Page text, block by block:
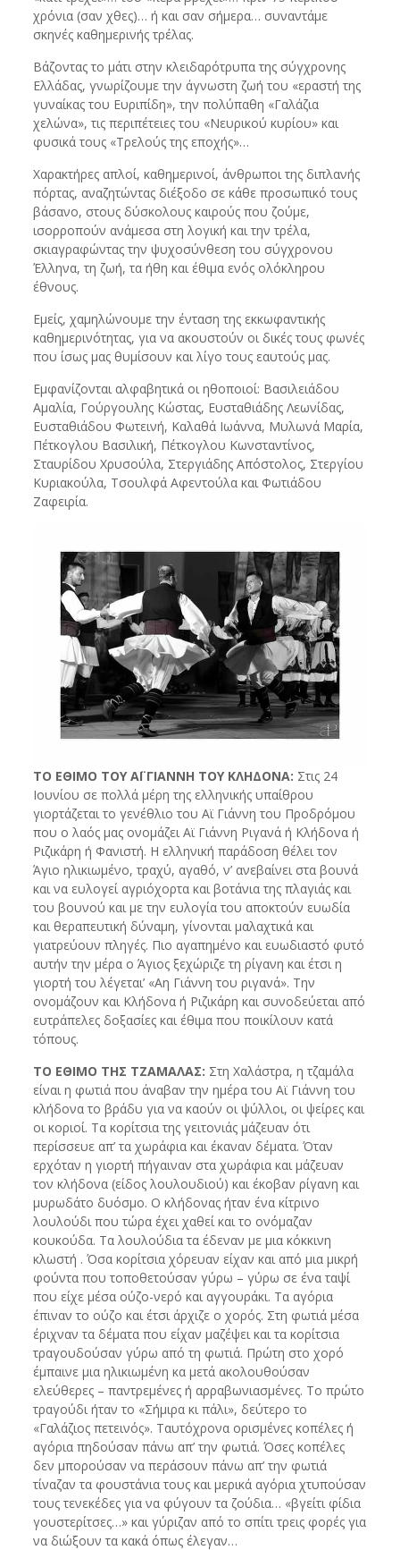
χρόνια (σαν χθες)… ή και σαν σήμερα… συναντάμε
σκηνές καθημερινής τρέλας.
Βάζοντας το μάτι στην κλειδαρότρυπα της σύγχρονης
Ελλάδας, γνωρίζουμε την άγνωστη ζωή του «εραστή της
γυναίκας του Ευριπίδη», την πολύπαθη «Γαλάζια
χελώνα», τις περιπέτειες του «Νευρικού κυρίου» και
φυσικά τους «Τρελούς της εποχής»…
Χαρακτήρες απλοί, καθημερινοί, άνθρωποι της διπλανής
πόρτας, αναζητώντας διέξοδο σε κάθε προσωπικό τους
βάσανο, στους δύσκολους καιρούς που ζούμε,
ισορροπούν ανάμεσα στη λογική και την τρέλα,
σκιαγραφώντας την ψυχοσύνθεση του σύγχρονου
Έλληνα, τη ζωή, τα ήθη και έθιμα ενός ολόκληρου
έθνους.
Εμείς, χαμηλώνουμε την ένταση της εκκωφαντικής
καθημερινότητας, για να ακουστούν οι δικές τους φωνές
που ίσως μας θυμίσουν και λίγο τους εαυτούς μας.
Εμφανίζονται αλφαβητικά οι ηθοποιοί: Βασιλειάδου
Αμαλία, Γούργουλης Κώστας, Ευσταθιάδης Λεωνίδας,
Ευσταθιάδου Φωτεινή, Καλαθά Ιωάννα, Μυλωνά Μαρία,
Πέτκογλου Βασιλική, Πέτκογλου Κωνσταντίνος,
Σταυρίδου Χρυσούλα, Στεργιάδης Απόστολος, Στεργίου
Κυριακούλα, Τσουλφά Αφεντούλα και Φωτιάδου
Ζαφειρία.
ΤΟ ΕΘΙΜΟ ΤΟΥ ΑΪ ΓΙΑΝΝΗ ΤΟΥ ΚΛΗΔΟΝΑ: Στις 24
Ιουνίου σε πολλά μέρη της ελληνικής υπαίθρου
γιορτάζεται το γενέθλιο του Αϊ Γιάννη του Προδρόμου
που ο λαός μας ονομάζει Αϊ Γιάννη Ριγανά ή Κλήδονα ή
Ριζικάρη ή Φανιστή. Η ελληνική παράδοση θέλει τον
Άγιο ηλικιωμένο, τραχύ, αγαθό, ν’ ανεβαίνει στα βουνά
και να ευλογεί αγριόχορτα και βοτάνια της πλαγιάς και
του βουνού και με την ευλογία του αποκτούν ευωδία
και θεραπευτική δύναμη, γίνονται μαλαχτικά και
γιατρεύουν πληγές. Πιο αγαπημένο και ευωδιαστό φυτό
αυτήν την μέρα ο Άγιος ξεχώριζε τη ρίγανη και έτσι η
γιορτή του λέγεται’ «Αη Γιάννη του ριγανά». Την
ονομάζουν και Κλήδονα ή Ριζικάρη και συνοδεύεται από
ευτράπελες δοξασίες και έθιμα που ποικίλουν κατά
τόπους.
ΤΟ ΕΘΙΜΟ ΤΗΣ ΤΖΑΜΑΛΑΣ: Στη Χαλάστρα, η τζαμάλα
είναι η φωτιά που άναβαν την ημέρα του Αϊ Γιάννη του
κλήδονα το βράδυ για να καούν οι ψύλλοι, οι ψείρες και
οι κοριοί. Τα κορίτσια της γειτονιάς μάζευαν ότι
περίσσευε απ’ τα χωράφια και έκαναν δέματα. Όταν
ερχόταν η γιορτή πήγαιναν στα χωράφια και μάζευαν
τον κλήδονα (είδος λουλουδιού) και έκοβαν ρίγανη και
μυρωδάτο δυόσμο. Ο κλήδονας ήταν ένα κίτρινο
λουλούδι που τώρα έχει χαθεί και το ονόμαζαν
κουκούδα. Τα λουλούδια τα έδεναν με μια κόκκινη
κλωστή . Όσα κορίτσια χόρευαν είχαν και από μια μικρή
φούντα που τοποθετούσαν γύρω – γύρω σε ένα ταψί
που είχε μέσα ούζο-νερό και αγγουράκι. Τα αγόρια
έπιναν το ούζο και έτσι άρχιζε ο χορός. Στη φωτιά μέσα
έριχναν τα δέματα που είχαν μαζέψει και τα κορίτσια
τραγουδούσαν γύρω από τη φωτιά. Πρώτη στο χορό
έμπαινε μια ηλικιωμένη κα μετά ακολουθούσαν
ελεύθερες – παντρεμένες ή αρραβωνιασμένες. Το πρώτο
τραγούδι ήταν το «Σήμιρα κι πάλι», δεύτερο το
«Γαλάζιος πετεινός». Ταυτόχρονα ορισμένες κοπέλες ή
αγόρια πηδούσαν πάνω απ’ την φωτιά. Όσες κοπέλες
δεν μπορούσαν να περάσουν πάνω απ’ την φωτιά
τίναζαν τα φουστάνια τους και μερικά αγόρια χτυπούσαν
τους τενεκέδες για να φύγουν τα ζούδια… «βγείτι φίδια
γουστερίτσες…» και γύριζαν από το σπίτι τρεις φορές για
να διώξουν τα κακά όπως έλεγαν…